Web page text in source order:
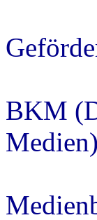
BKM
Medien)